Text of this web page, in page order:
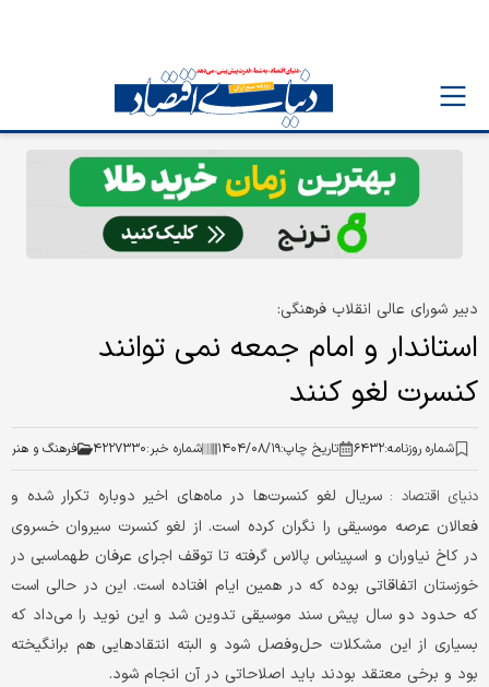
دبیر شورای عالی انقلاب فرهنگی:
استاندار و امام‌ جمعه‌ نمی توانند
کنسرت لغو کنند
شماره روزنامه:۶۴۳۲ تاریخ چاپ:۱۴۰۴/۰۸/۱۹ شماره خبر:۴۲۲۷۳۳۰ فرهنگ و هنر
دنیای اقتصاد :سریال لغو کنسرت‌ها در ماه‌های اخیر دوباره تکرار شده و
فعالان عرصه موسیقی را نگران کرده است. از لغو کنسرت سیروان خسروی
در کاخ نیاوران و اسپیناس پالاس گرفته تا توقف اجرای عرفان طهماسبی در
خوزستان اتفاقاتی بوده که در همین ایام افتاده است. این در حالی است
که حدود دو سال پیش سند موسیقی تدوین شد و این نوید را می‌داد که
بسیاری از این مشکلات حل‌وفصل شود و البته انتقادهایی هم برانگیخته
بود و برخی معتقد بودند باید اصلاحاتی در آن انجام شود.